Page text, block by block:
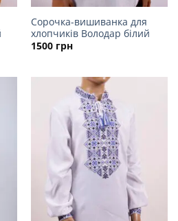
Сорочка-вишиванка для
хлопчиків Володар білий
1500 грн